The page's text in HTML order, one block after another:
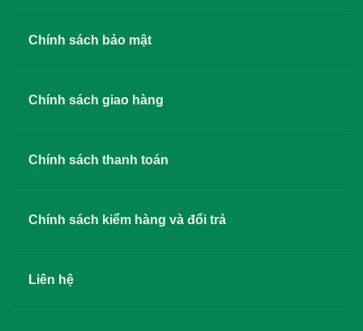
Chính sách bảo mật
Chính sách giao hàng
Chính sách thanh toán
Chính sách kiểm hàng và đổi trả
Liên hệ